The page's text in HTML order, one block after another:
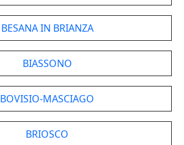
BESANA IN BRIANZA
BIASSONO
BOVISIO-MASCIAGO
BRIOSCO